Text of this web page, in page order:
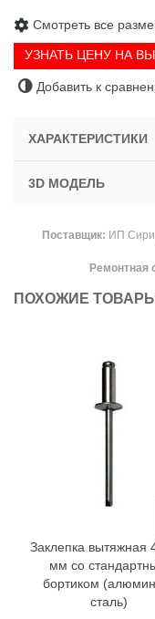
Смотреть все
УЗНАТЬ ЦЕНУ НА
Добавить к
ХАРАКТЕРИСТИКИ
3D МОДЕЛЬ
Поставщик: ИП
Ремонтная
ПОХОЖИЕ
Заклепка вытяжная
мм со
бортиком
сталь)